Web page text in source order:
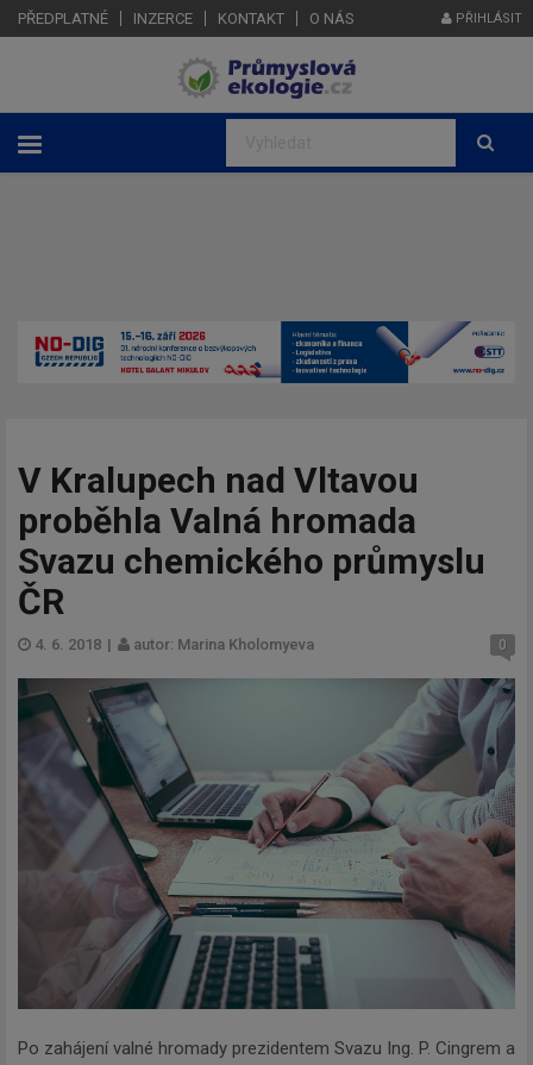
PŘEDPLATNÉ INZERCE KONTAKT O NÁS PŘIHLÁSIT
V Kralupech nad Vltavou
proběhla Valná hromada
Svazu chemického průmyslu
ČR
4. 6. 2018 | autor: Marina Kholomyeva 0
Po zahájení valné hromady prezidentem Svazu Ing. P. Cingrem a